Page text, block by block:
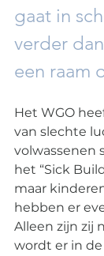
gaat in
verder
een raam
Het WGO
van slechte
volwassenen
het “Sick
maar
hebben er
Alleen zijn zij
wordt er in